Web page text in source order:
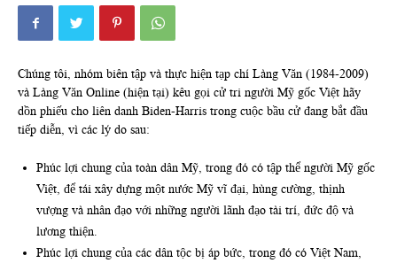
Chúng tôi, nhóm biên tập và thực hiện tạp chí Làng Văn (1984-2009)
và Làng Văn Online (hiện tại) kêu gọi cử tri người Mỹ gốc Việt hãy
dồn phiếu cho liên danh Biden-Harris trong cuộc bầu cử đang bắt đầu
tiếp diễn, vì các lý do sau:
Phúc lợi chung của toàn dân Mỹ, trong đó có tập thể người Mỹ gốc
Việt, để tái xây dựng một nước Mỹ vĩ đại, hùng cường, thịnh
vượng và nhân đạo với những người lãnh đạo tài trí, đức độ và
lương thiện.
Phúc lợi chung của các dân tộc bị áp bức, trong đó có Việt Nam,